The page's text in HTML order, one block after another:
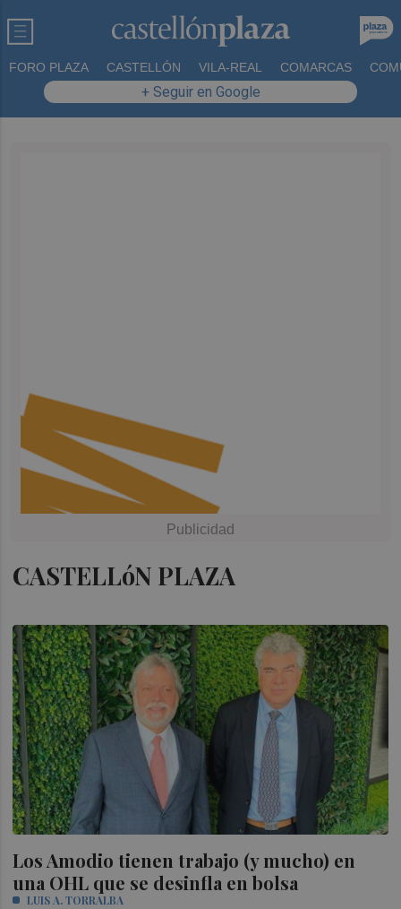
FORO PLAZA CASTELLÓN VILA-REAL COMARCAS
+ Seguir en Google
CASTELLóN PLAZA
Los Amodio tienen trabajo (y mucho) en
una OHL que se desinfla en bolsa
LUIS A. TORRALBA